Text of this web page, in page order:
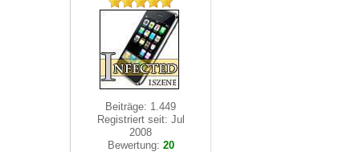
Beiträge: 1.449
Registriert seit: Jul
2008
Bewertung: 20